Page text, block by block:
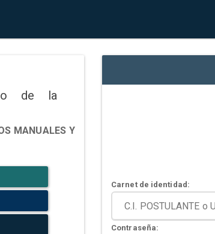
de la
MANUALES Y
Carnet de identidad:
Contraseña: